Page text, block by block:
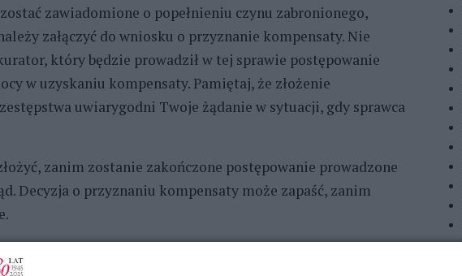
zawiadomione o popełnieniu czynu zabronionego,
załączyć do wniosku o przyznanie kompensaty. Nie
który będzie prowadził w tej sprawie postępowanie
w uzyskaniu kompensaty. Pamiętaj, że złożenie
uwiarygodni Twoje żądanie w sytuacji, gdy sprawca
zanim zostanie zakończone postępowanie prowadzone
Decyzja o przyznaniu kompensaty może zapaść, zanim
ma sens tylko wtedy, gdy istnieje realna szansa, że je od